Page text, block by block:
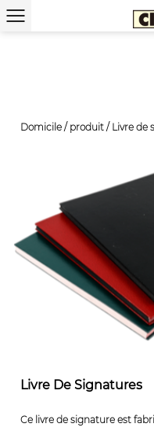
Domicile / produit / Livre de
Livre De Signatures
Ce livre de signature est